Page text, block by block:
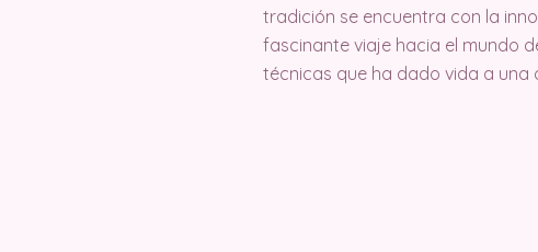
tradición se encuentra con la
fascinante viaje hacia el mundo
técnicas que ha dado vida a una